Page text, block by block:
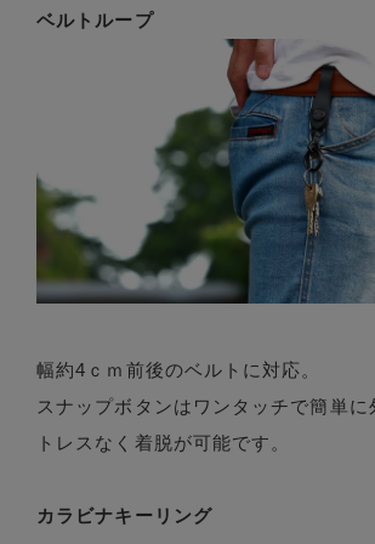
ベルトループ
幅約4ｃｍ前後のベルトに対応。
スナップボタンはワンタッチで簡単に
トレスなく着脱が可能です。
カラビナキーリング